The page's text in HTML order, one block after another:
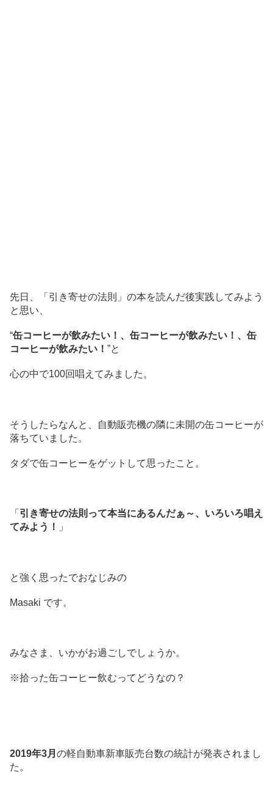
先日、「引き寄せの法則」の本を読んだ後実践してみよう
と思い、
“缶コーヒーが飲みたい！、缶コーヒーが飲みたい！、缶
コーヒーが飲みたい！ ”と
心の中で100回唱えてみました。
そうしたらなんと、自動販売機の隣に未開の缶コーヒーが
落ちていました。
タダで缶コーヒーをゲットして思ったこと。
「 引き寄せの法則って本当にあるんだぁ～、いろいろ唱え
てみよう！
」
と強く思ったでおなじみの
Masaki です。
みなさま、いかがお過ごしでしょうか。
※拾った缶コーヒー飲むってどうなの？
2019年3月 の軽自動車新車販売台数の統計が発表されまし
た。